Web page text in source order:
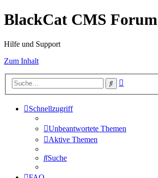
BlackCat CMS Forum
Hilfe und Support
Zum Inhalt
Suche
Schnellzugriff
Unbeantwortete Themen
Aktive Themen
Suche